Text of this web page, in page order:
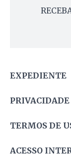
EXPEDIENTE
PRIVACIDADE
TERMOS DE
ACESSO